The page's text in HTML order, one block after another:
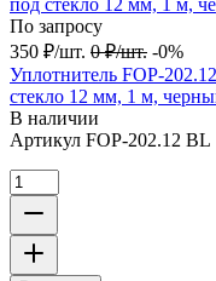
По запросу
350 ₽/шт. 0 ₽/шт. -0%
Уплотнитель FOP-
стекло 12 мм, 1 м,
В наличии
Артикул FOP-202.12 BL